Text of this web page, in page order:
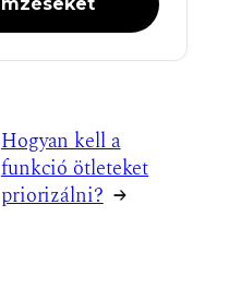
Hogyan kell a
funkció ötleteket
priorizálni? →